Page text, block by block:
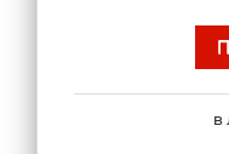
в